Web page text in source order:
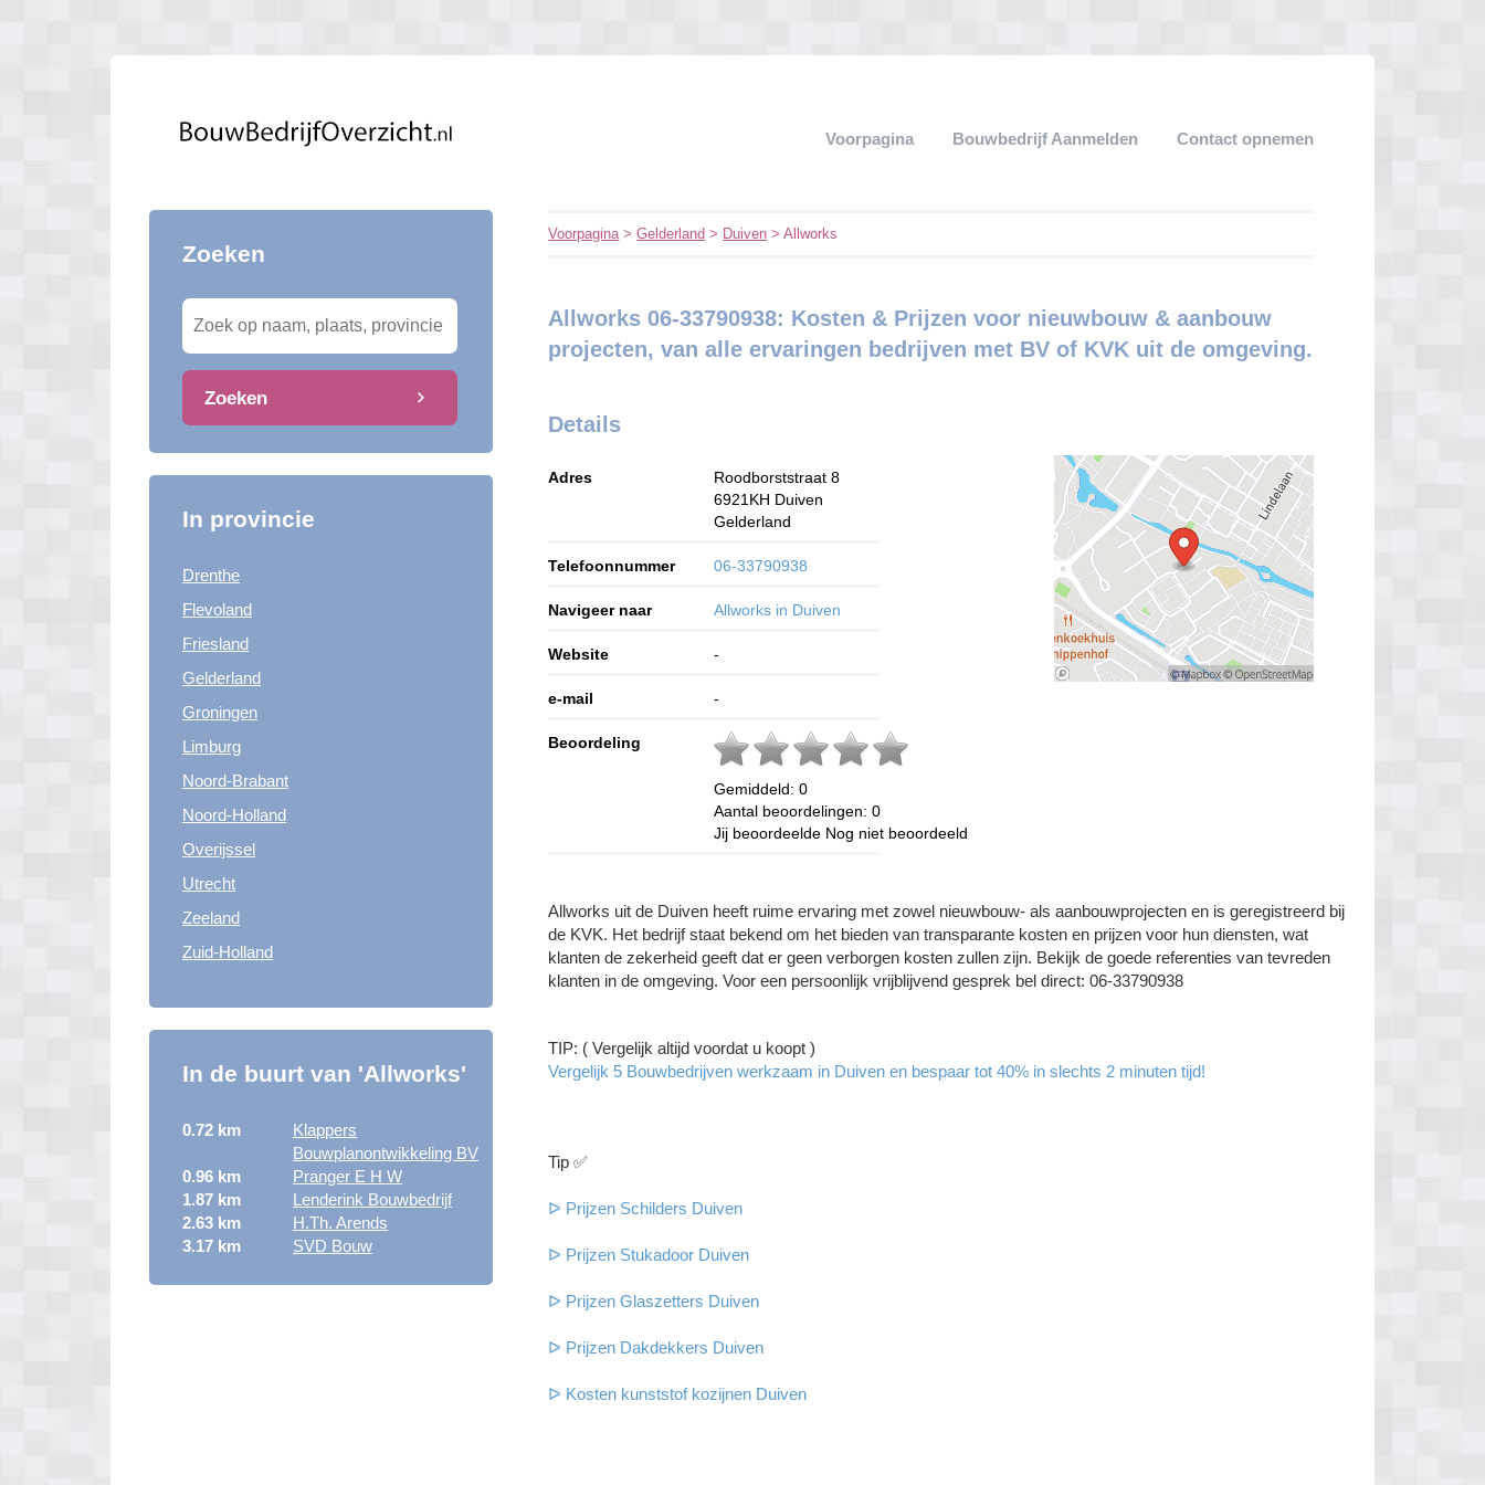
Voorpagina Bouwbedrijf Aanmelden Contact opnemen
Zoeken
Zoeken
In provincie
Drenthe
Flevoland
Friesland
Gelderland
Groningen
Limburg
Noord-Brabant
Noord-Holland
Overijssel
Utrecht
Zeeland
Zuid-Holland
In de buurt van 'Allworks'
0.72 km
Klappers
Bouwplanontwikkeling BV
0.96 km
Pranger E H W
1.87 km
Lenderink Bouwbedrijf
2.63 km
H.Th. Arends
3.17 km
SVD Bouw
Voorpagina>Gelderland > Duiven > Allworks
Allworks 06-33790938: Kosten & Prijzen voor nieuwbouw & aanbouw
projecten, van alle ervaringen bedrijven met BV of KVK uit de omgeving.
Details
Adres
Roodborststraat 8
6921KH Duiven
Gelderland
Telefoonnummer 06-33790938
Navigeer naar Allworks in Duiven
Website -
e-mail -
Beoordeling
Gemiddeld:0
Aantal beoordelingen:0
Jij beoordeelde Nog niet beoordeeld
Allworks uit de Duiven heeft ruime ervaring met zowel nieuwbouw- als aanbouwprojecten en is geregistreerd bij
de KVK. Het bedrijf staat bekend om het bieden van transparante kosten en prijzen voor hun diensten, wat
klanten de zekerheid geeft dat er geen verborgen kosten zullen zijn. Bekijk de goede referenties van tevreden
klanten in de omgeving. Voor een persoonlijk vrijblijvend gesprek bel direct: 06-33790938
TIP: ( Vergelijk altijd voordat u koopt )
Vergelijk 5 Bouwbedrijven werkzaam in Duiven en bespaar tot 40% in slechts 2 minuten tijd!
Tip ✅
ᐅ Prijzen Schilders Duiven
ᐅ Prijzen Stukadoor Duiven
ᐅ Prijzen Glaszetters Duiven
ᐅ Prijzen Dakdekkers Duiven
ᐅ Kosten kunststof kozijnen Duiven